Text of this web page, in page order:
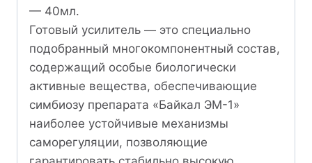
— 40мл.
Готовый усилитель — это специально
подобранный многокомпонентный состав,
содержащий особые биологически
активные вещества, обеспечивающие
симбиозу препарата «Байкал ЭМ-1»
наиболее устойчивые механизмы
саморегуляции, позволяющие